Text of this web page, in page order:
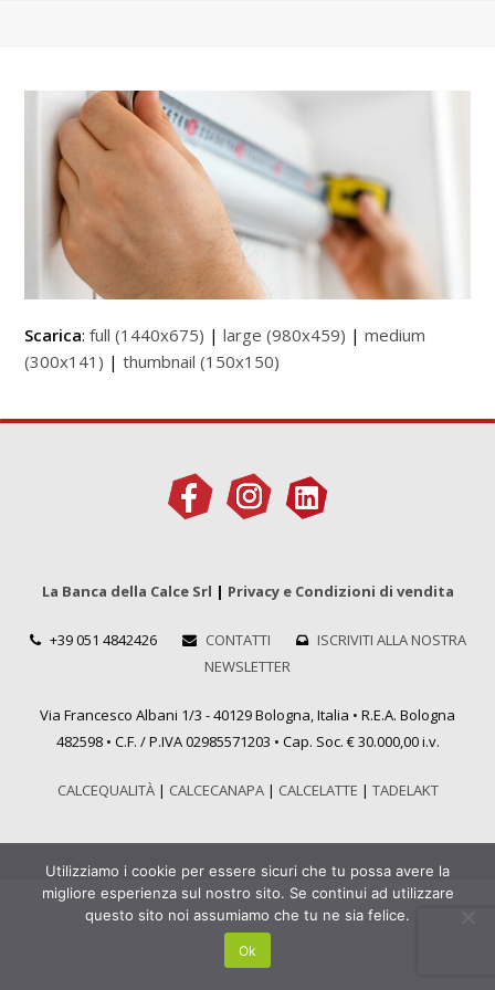
Scarica:full (1440x675) |large (980x459) |medium
(300x141) |thumbnail (150x150)
La Banca della Calce Srl | Privacy e Condizioni di vendita
+39 051 4842426 CONTATTI
ISCRIVITI ALLA NOSTRA
NEWSLETTER
Via Francesco Albani 1/3 - 40129 Bologna, Italia • R.E.A. Bologna
482598 • C.F. / P.IVA 02985571203 • Cap. Soc. € 30.000,00 i.v.
CALCEQUALITÀ| CALCECANAPA| CALCELATTE | TADELAKT
Utilizziamo i cookie per essere sicuri che tu possa avere la
migliore esperienza sul nostro sito. Se continui ad utilizzare
questo sito noi assumiamo che tu ne sia felice.
Ok